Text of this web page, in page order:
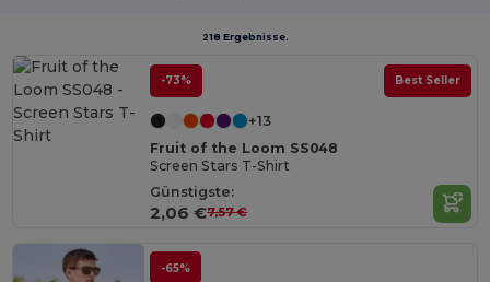
218 Ergebnisse.
-73% Best Seller
+13
Fruit of the Loom SS048
Screen Stars T-Shirt
Günstigste:
2,06 €7,57 €
-65%